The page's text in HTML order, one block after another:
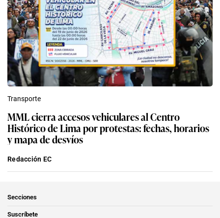
Transporte
MML cierra accesos vehiculares al Centro
Histórico de Lima por protestas: fechas, horarios
y mapa de desvíos
Redacción EC
Secciones
Suscríbete